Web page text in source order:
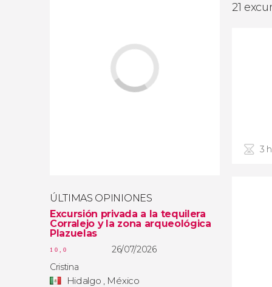
ÚLTIMAS OPINIONES
Excursión privada a la tequilera
Corralejo y la zona arqueológica
Plazuelas
10,0
26/07/2026
Cristina
Hidalgo , México
21
3